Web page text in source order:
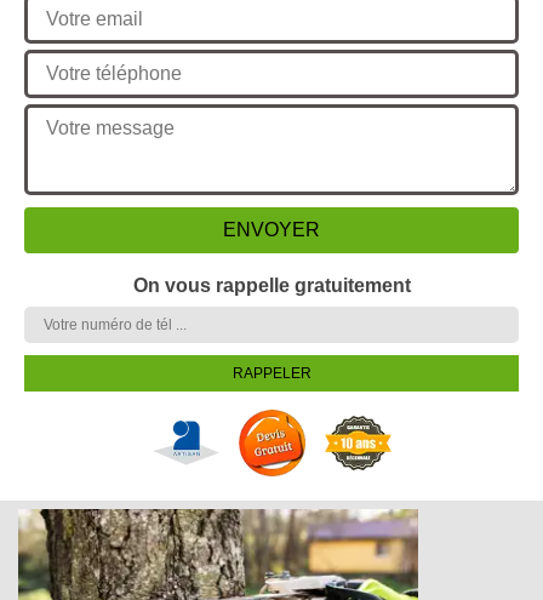
On vous rappelle gratuitement